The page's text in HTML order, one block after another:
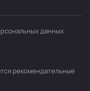
данных
рекомендательные